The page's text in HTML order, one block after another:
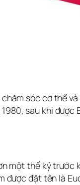
sóc cơ thể
sau khi
một thế kỷ
được đặt tên là